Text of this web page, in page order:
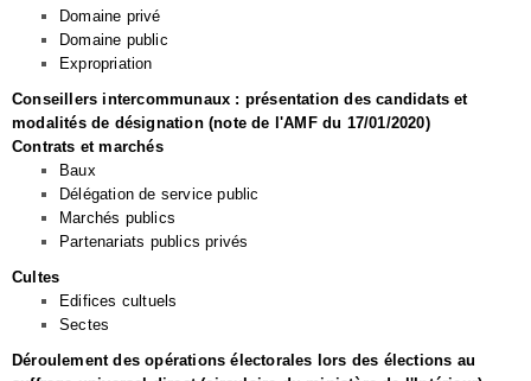
Domaine privé
Domaine public
Expropriation
Conseillers intercommunaux : présentation des candidats et
modalités de désignation (note de l'AMF du 17/01/2020)
Contrats et marchés
Baux
Délégation de service public
Marchés publics
Partenariats publics privés
Cultes
Edifices cultuels
Sectes
Déroulement des opérations électorales lors des élections au